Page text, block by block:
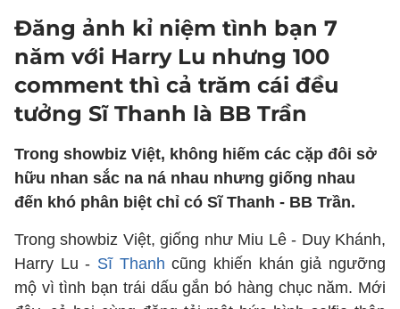
Đăng ảnh kỉ niệm tình bạn 7
năm với Harry Lu nhưng 100
comment thì cả trăm cái đều
tưởng Sĩ Thanh là BB Trần
Trong showbiz Việt, không hiếm các cặp đôi sở
hữu nhan sắc na ná nhau nhưng giống nhau
đến khó phân biệt chỉ có Sĩ Thanh - BB Trần.
Trong showbiz Việt, giống như Miu Lê - Duy Khánh,
Harry Lu - Sĩ Thanh cũng khiến khán giả ngưỡng
mộ vì tình bạn trái dấu gắn bó hàng chục năm. Mới